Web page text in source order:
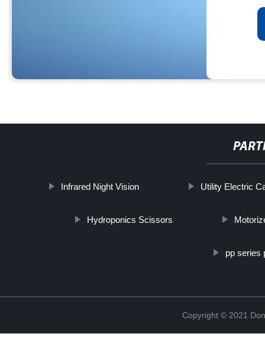
Infrared Night Vision Utility Electric
Hydroponics Scissors
pp series
Copyright © 2021